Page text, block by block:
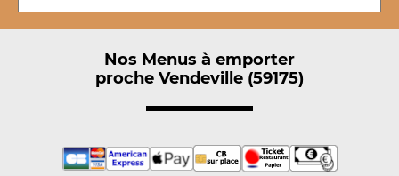
Nos Menus à emporter
proche Vendeville (59175)